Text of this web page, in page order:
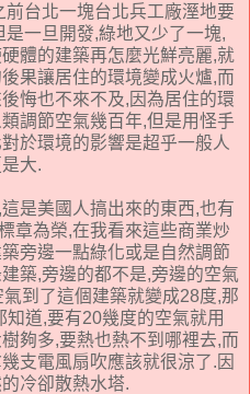
台北一塊台北兵工廠溼地要
一旦開發,綠地又少了一塊,
體的建築再怎麼光鮮亮麗,就
果讓居住的環境變成火爐,而
悔也不來不及,因為居住的環
調節空氣幾百年,但是用怪手
於環境的影響是超乎一般人
大.
是美國人搞出來的東西,也有
章為榮,在我看來這些商業炒
旁邊一點綠化或是自然調節
築,旁邊的都不是,旁邊的空氣
到了這個建築就變成28度,那
道,要有20幾度的空氣就用
夠多,要熱也熱不到哪裡去,而
支電風扇吹應該就很涼了.因
冷卻散熱水塔.